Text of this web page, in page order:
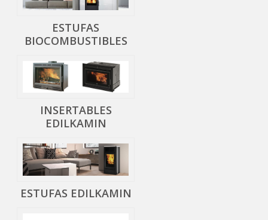
ESTUFAS
BIOCOMBUSTIBLES
INSERTABLES
EDILKAMIN
ESTUFAS EDILKAMIN